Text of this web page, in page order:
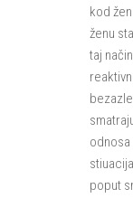
kod
ženu
taj
poput